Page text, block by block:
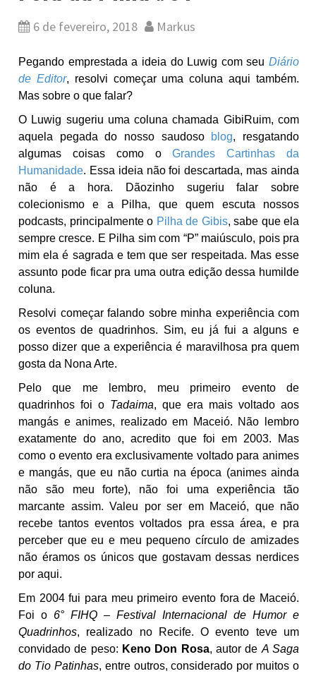
6 de fevereiro, 2018 Markus
Pegando emprestada a ideia do Luwig com seu Diário
de Editor, resolvi começar uma coluna aqui também.
Mas sobre o que falar?
O Luwig sugeriu uma coluna chamada GibiRuim, com
aquela pegada do nosso saudoso blog, resgatando
algumas coisas como oGrandes Cartinhas da
Humanidade. Essa ideia não foi descartada, mas ainda
não é a hora. Dãozinho sugeriu falar sobre
colecionismo e a Pilha, que quem escuta nossos
podcasts, principalmente o Pilha de Gibis, sabe que ela
sempre cresce. E Pilha sim com “P” maiúsculo, pois pra
mim ela é sagrada e tem que ser respeitada. Mas esse
assunto pode ficar pra uma outra edição dessa humilde
coluna.
Resolvi começar falando sobre minha experiência com
os eventos de quadrinhos. Sim, eu já fui a alguns e
posso dizer que a experiência é maravilhosa pra quem
gosta da Nona Arte.
Pelo que me lembro, meu primeiro evento de
quadrinhos foi o Tadaima, que era mais voltado aos
mangás e animes, realizado em Maceió. Não lembro
exatamente do ano, acredito que foi em 2003. Mas
como o evento era exclusivamente voltado para animes
e mangás, que eu não curtia na época (animes ainda
não são meu forte), não foi uma experiência tão
marcante assim. Valeu por ser em Maceió, que não
recebe tantos eventos voltados pra essa área, e pra
perceber que eu e meu pequeno círculo de amizades
não éramos os únicos que gostavam dessas nerdices
por aqui.
Em 2004 fui para meu primeiro evento fora de Maceió.
Foi o 6° FIHQ – Festival Internacional de Humor e
Quadrinhos, realizado no Recife. O evento teve um
convidado de peso: Keno Don Rosa, autor de A Saga
do Tio Patinhas, entre outros, considerado por muitos o